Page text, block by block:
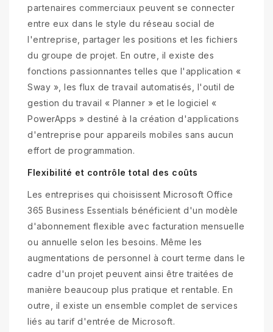
partenaires commerciaux peuvent se connecter
entre eux dans le style du réseau social de
l'entreprise, partager les positions et les fichiers
du groupe de projet. En outre, il existe des
fonctions passionnantes telles que l'application «
Sway », les flux de travail automatisés, l'outil de
gestion du travail « Planner » et le logiciel «
PowerApps » destiné à la création d'applications
d'entreprise pour appareils mobiles sans aucun
effort de programmation.
Flexibilité et contrôle total des coûts
Les entreprises qui choisissent Microsoft Office
365 Business Essentials bénéficient d'un modèle
d'abonnement flexible avec facturation mensuelle
ou annuelle selon les besoins. Même les
augmentations de personnel à court terme dans le
cadre d'un projet peuvent ainsi être traitées de
manière beaucoup plus pratique et rentable. En
outre, il existe un ensemble complet de services
liés au tarif d'entrée de Microsoft.